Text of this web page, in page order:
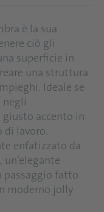
è la sua
ciò gli
superficie in
una struttura
Ideale se
negli
accento in
di lavoro.
enfatizzato da
passaggio fatto
moderno jolly